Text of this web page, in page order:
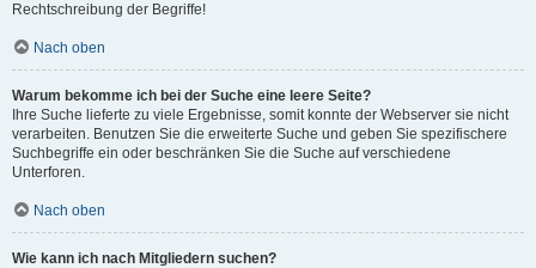
Rechtschreibung der Begriffe!
Nach oben
Warum bekomme ich bei der Suche eine leere Seite?
Ihre Suche lieferte zu viele Ergebnisse, somit konnte der Webserver sie nicht
verarbeiten. Benutzen Sie die erweiterte Suche und geben Sie spezifischere
Suchbegriffe ein oder beschränken Sie die Suche auf verschiedene
Unterforen.
Nach oben
Wie kann ich nach Mitgliedern suchen?